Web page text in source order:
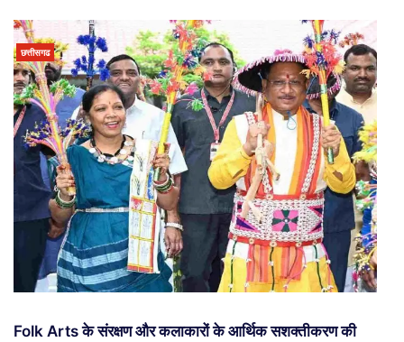
छत्तीसगढ
Folk Arts के संरक्षण और कलाकारों के आर्थिक सशक्तीकरण की